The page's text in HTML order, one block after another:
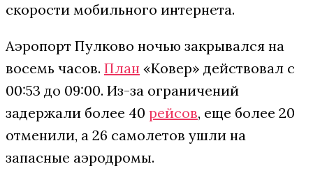
скорости мобильного интернета.
Аэропорт Пулково ночью закрывался на
восемь часов. План «Ковер» действовал с
00:53 до 09:00. Из-за ограничений
задержали более 40 рейсов, еще более 20
отменили, а 26 самолетов ушли на
запасные аэродромы.